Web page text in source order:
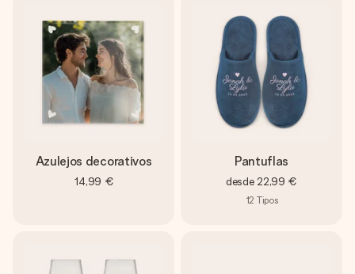
Azulejos decorativos
14,99 €
Pantuflas
desde 22,99 €
12 Tipos